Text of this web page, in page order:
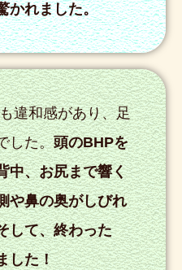
かれました。
違和感があり、足
した。頭のBHPを
中、お尻まで響く
や鼻の奥がしびれ
して、終わった
した！